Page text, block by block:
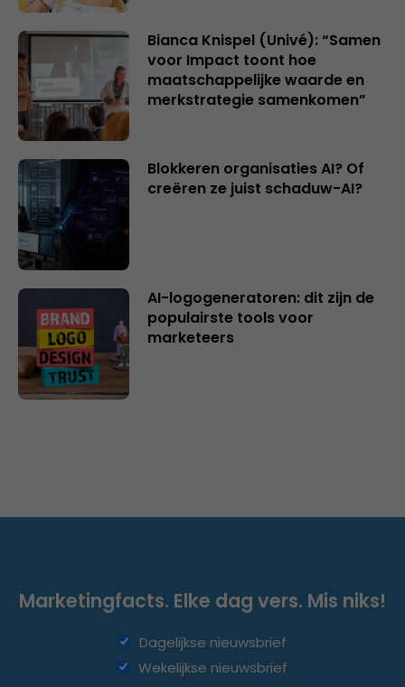
Bianca Knispel (Univé): “Samen
voor Impact toont hoe
maatschappelijke waarde en
merkstrategie samenkomen”
Blokkeren organisaties AI? Of
creëren ze juist schaduw-AI?
AI-logogeneratoren: dit zijn de
populairste tools voor
marketeers
Marketingfacts. Elke dag vers. Mis niks!
Dagelijkse nieuwsbrief
Wekelijkse nieuwsbrief